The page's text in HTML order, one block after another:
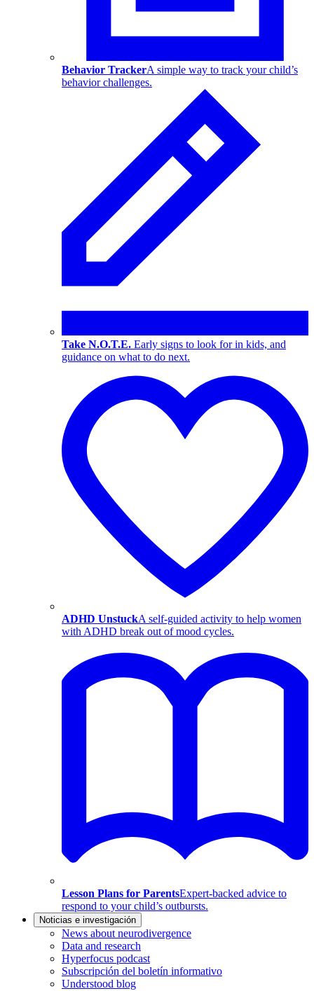
Behavior TrackerA simple way to track your child’s
behavior challenges.
Take N.O.T.E. Early signs to look for in kids, and
guidance on what to do next.
ADHD UnstuckA self-guided activity to help women
with ADHD break out of mood cycles.
Lesson Plans for ParentsExpert-backed advice to
respond to your child’s outbursts.
Noticias e investigación
News about neurodivergence
Data and research
Hyperfocus podcast
Subscripción del boletín informativo
Understood blog